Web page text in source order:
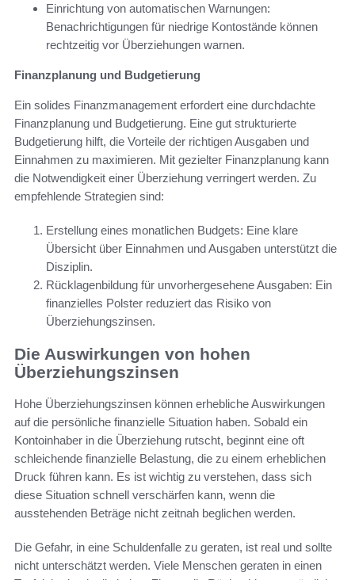
Einrichtung von automatischen Warnungen:
Benachrichtigungen für niedrige Kontostände können
rechtzeitig vor Überziehungen warnen.
Finanzplanung und Budgetierung
Ein solides Finanzmanagement erfordert eine durchdachte
Finanzplanung und Budgetierung. Eine gut strukturierte
Budgetierung hilft, die Vorteile der richtigen Ausgaben und
Einnahmen zu maximieren. Mit gezielter Finanzplanung kann
die Notwendigkeit einer Überziehung verringert werden. Zu
empfehlende Strategien sind:
Erstellung eines monatlichen Budgets: Eine klare
Übersicht über Einnahmen und Ausgaben unterstützt die
Disziplin.
Rücklagenbildung für unvorhergesehene Ausgaben: Ein
finanzielles Polster reduziert das Risiko von
Überziehungszinsen.
Die Auswirkungen von hohen
Überziehungszinsen
Hohe Überziehungszinsen können erhebliche Auswirkungen
auf die persönliche finanzielle Situation haben. Sobald ein
Kontoinhaber in die Überziehung rutscht, beginnt eine oft
schleichende finanzielle Belastung, die zu einem erheblichen
Druck führen kann. Es ist wichtig zu verstehen, dass sich
diese Situation schnell verschärfen kann, wenn die
ausstehenden Beträge nicht zeitnah beglichen werden.
Die Gefahr, in eine Schuldenfalle zu geraten, ist real und sollte
nicht unterschätzt werden. Viele Menschen geraten in einen